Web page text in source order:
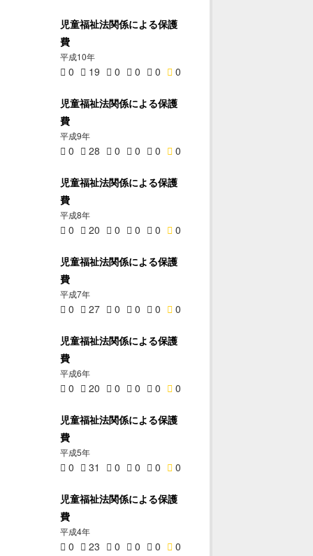
児童福祉法関係による保護
費
平成10年
0 19 0 0 0 0
児童福祉法関係による保護
費
平成9年
0 28 0 0 0 0
児童福祉法関係による保護
費
平成8年
0 20 0 0 0 0
児童福祉法関係による保護
費
平成7年
0 27 0 0 0 0
児童福祉法関係による保護
費
平成6年
0 20 0 0 0 0
児童福祉法関係による保護
費
平成5年
0 31 0 0 0 0
児童福祉法関係による保護
費
平成4年
0 23 0 0 0 0